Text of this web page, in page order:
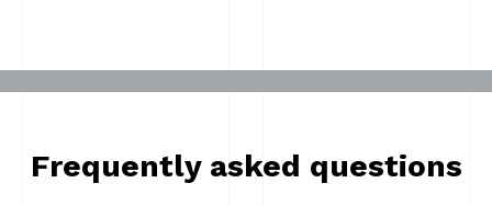
Frequently asked questions